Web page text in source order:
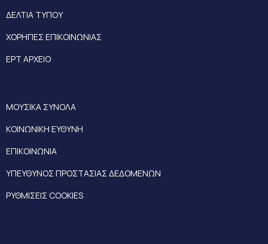
ΔΕΛΤΙΑ ΤΥΠΟΥ
ΧΟΡΗΓΙΕΣ ΕΠΙΚΟΙΝΩΝΙΑΣ
ΕΡΤ ΑΡΧΕΙΟ
ΜΟΥΣΙΚΑ ΣΥΝΟΛΑ
ΚΟΙΝΩΝΙΚΗ ΕΥΘΥΝΗ
ΕΠΙΚΟΙΝΩΝΙΑ
ΥΠΕΥΘΥΝΟΣ ΠΡΟΣΤΑΣΙΑΣ ΔΕΔΟΜΕΝΩΝ
ΡΥΘΜΙΣΕΙΣ COOKIES